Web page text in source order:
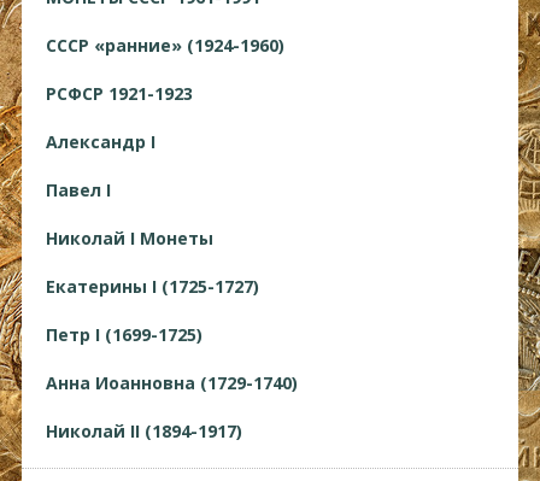
СССР «ранние» (1924-1960)
РСФСР 1921-1923
Александр I
Павел I
Николай I Монеты
Екатерины I (1725-1727)
Петр I (1699-1725)
Анна Иоанновна (1729-1740)
Николай II (1894-1917)